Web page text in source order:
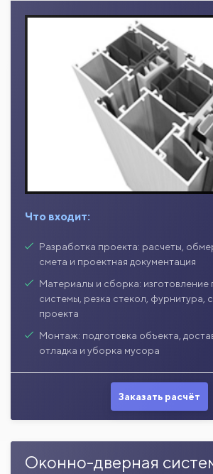
Что входит:
Разработка проекта: расчеты,
смета и проектная документация
Материалы и сборка:
системы, резка стекол, фурнитура,
проекта
Монтаж: подготовка объекта,
отладка и уборка мусора
Заказать расчёт
Оконно-дверная